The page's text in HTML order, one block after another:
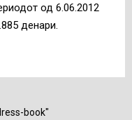
од 6.06.2012
денари.
book"